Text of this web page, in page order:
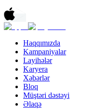
Haqqımızda
Kampaniyalar
Layihələr
Karyera
Xəbərlər
Bloq
Müştəri dəstəyi
Əlaqə